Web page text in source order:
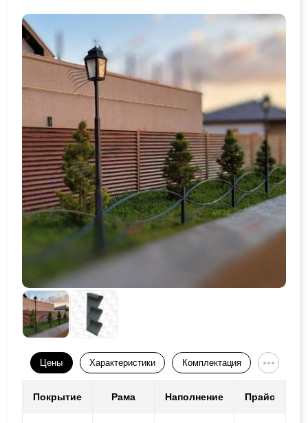
Цены Характеристики Комплектация
Покрытие Рама Наполнение Прайс